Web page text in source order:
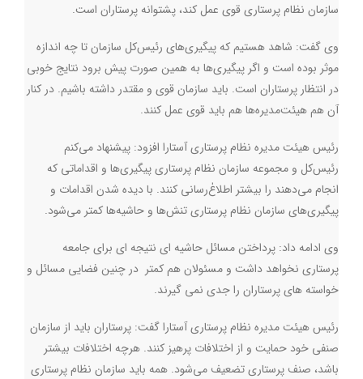
سازمان نظام پرستاری قوی عمل کند، پشتوانه پرستاران است.
وی گفت: شاهد هستیم که پیگیری‌های رئیس‌کل سازمان تا چه اندازه
موثر بوده است و اگر پیگیری‌ها به همین صورت پیش برود نتایج خوبی
در انتظار پرستاران است. باید سازمان قوی و مقتدر داشته باشیم. در کنار
آن هم هیئت‌مدیره‌ها هم باید قوی عمل کنند.
رئیس هیئت‌ مدیره نظام پرستاری آستارا افزود: پیشنهاد می‌کنم
رئیس‌کل و مجموعه سازمان نظام پرستاری پیگیری‌ها و اقداماتی که
انجام می‌دهند را بیشتر اطلاع‌ٰرسانی کنند. با دیده شدن اقدامات و
پیگیری‌های سازمان نظام پرستاری تنش‌ها و حاشیه‌ها کمتر می‌شود.
وی ادامه داد: پرداختن مسائل حاشیه ای نتیجه ای برای جامعه
پرستاری نخواهد داشت و مسئولان هم کمتر در چنین فضایی مسائل و
خواسته های پرستاران را جدی نمی گیرند.
رئیس هیئت‌ مدیره نظام پرستاری آستارا گفت: پرستاران باید از سازمان
صنفی خود حمایت و از اختلافات پرهیز کنند. هرچه اختلافات بیشتر
باشد، صنف پرستاری تضعیف می‌شود. همه باید سازمان نظام پرستاری